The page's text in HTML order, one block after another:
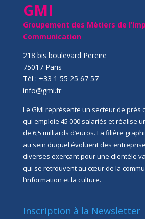
GMI
Groupement des Métiers de
Communication
218 bis boulevard Pereire
75017 Paris
Tél : +33 1 55 25 67 57
info@gmi.fr
Le GMI représente un secteur de près
qui emploie 45 000 salariés et réalise
de 6,5 milliards d’euros. La filière
au sein duquel évoluent des
diverses exerçant pour une clientèle
qui se retrouvent au cœur de la
l’information et la culture.
Inscription à la Newsletter